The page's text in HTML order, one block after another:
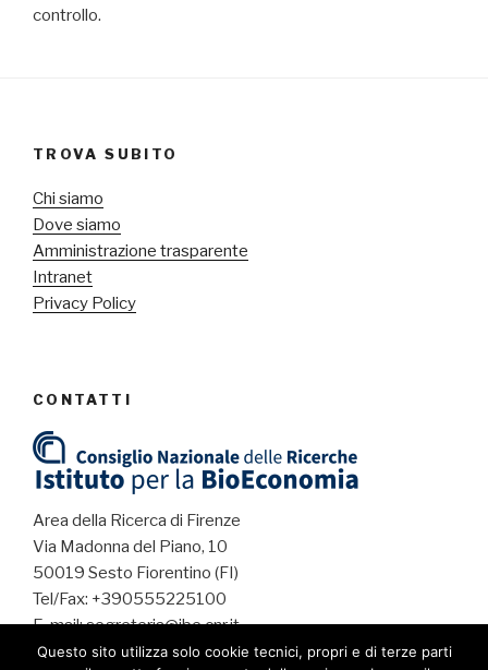
controllo.
TROVA SUBITO
Chi siamo
Dove siamo
Amministrazione trasparente
Intranet
Privacy Policy
CONTATTI
Area della Ricerca di Firenze
Via Madonna del Piano, 10
50019 Sesto Fiorentino (FI)
Tel/Fax: +390555225100
E-mail: segreteria@ibe.cnr.it
PEC: protocollo.ibe@pec.cnr.it
Questo sito utilizza solo cookie tecnici, propri e di terze parti